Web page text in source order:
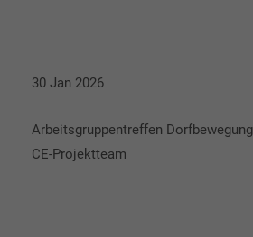
30 Jan 2026
Arbeitsgruppentreffen
CE-Projektteam